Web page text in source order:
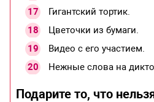
Гигантский тортик.
Цветочки из бумаги.
Видео с его участием.
Нежные слова на
Подарите то, что